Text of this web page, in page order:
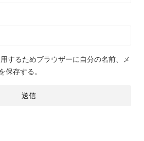
するためブラウザーに自分の名前、メ
保存する。